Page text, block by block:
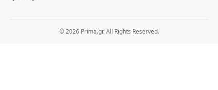
© 2026 Prima.gr. All Rights Reserved.